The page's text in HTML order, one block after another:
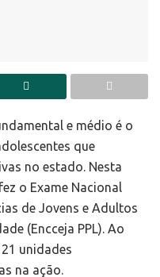
e médio é o
que
no estado. Nesta
o Exame Nacional
de Jovens e Adultos
(Encceja PPL). Ao
unidades
na ação.